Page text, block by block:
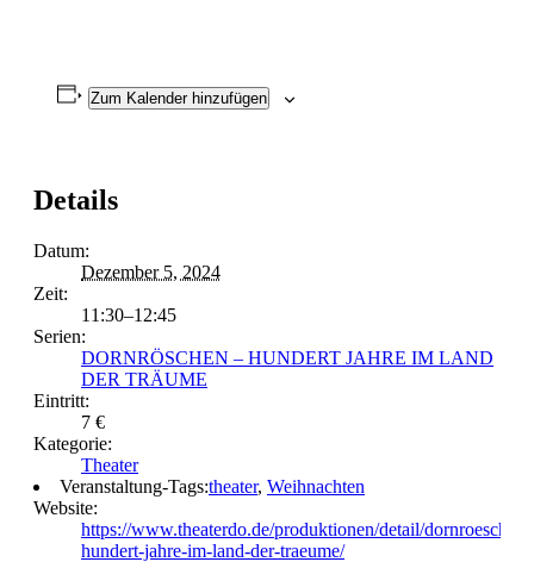
Zum Kalender hinzufügen
Details
Datum:
Dezember 5, 2024
Zeit:
11:30–12:45
Serien:
DORNRÖSCHEN – HUNDERT JAHRE IM LAND
DER TRÄUME
Eintritt:
7 €
Kategorie:
Theater
Veranstaltung-Tags:theater, Weihnachten
Website:
https://www.theaterdo.de/produktionen/detail/dornroeschen-
hundert-jahre-im-land-der-traeume/